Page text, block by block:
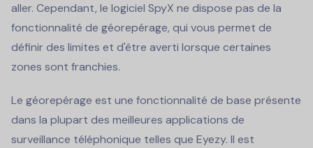
aller. Cependant, le logiciel SpyX ne dispose pas de la
fonctionnalité de géorepérage, qui vous permet de
définir des limites et d'être averti lorsque certaines
zones sont franchies.
Le géorepérage est une fonctionnalité de base présente
dans la plupart des meilleures applications de
surveillance téléphonique telles que Eyezy. Il est